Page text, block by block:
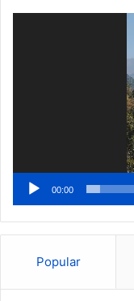
00:00
Popular